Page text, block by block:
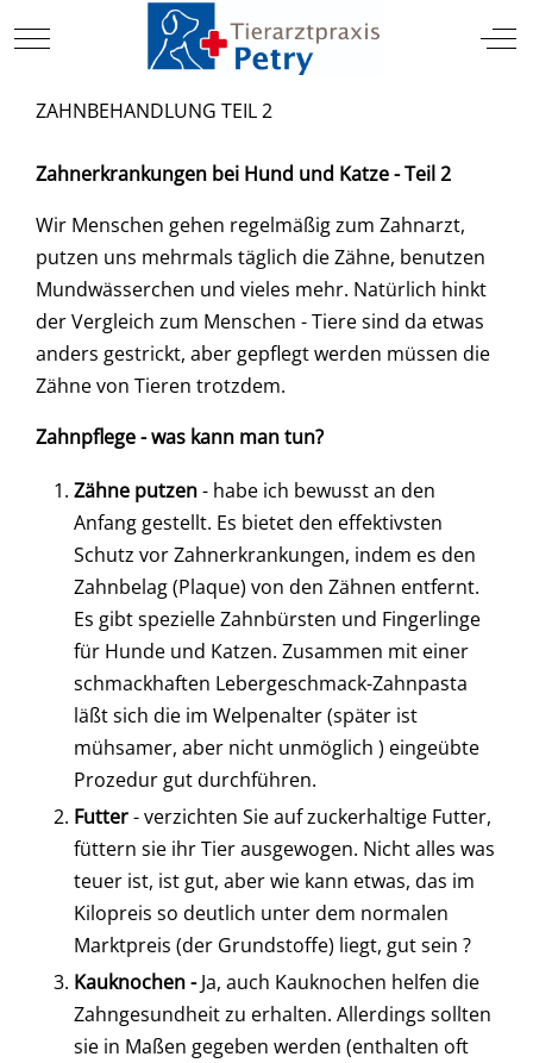
Mobile Menu Toggle
ZAHNBEHANDLUNG TEIL 2
Zahnerkrankungen bei Hund und Katze - Teil 2
Wir Menschen gehen regelmäßig zum Zahnarzt,
putzen uns mehrmals täglich die Zähne, benutzen
Mundwässerchen und vieles mehr. Natürlich hinkt
der Vergleich zum Menschen - Tiere sind da etwas
anders gestrickt, aber gepflegt werden müssen die
Zähne von Tieren trotzdem.
Zahnpflege - was kann man tun?
Zähne putzen- habe ich bewusst an den
Anfang gestellt. Es bietet den effektivsten
Schutz vor Zahnerkrankungen, indem es den
Zahnbelag (Plaque) von den Zähnen entfernt.
Es gibt spezielle Zahnbürsten und Fingerlinge
für Hunde und Katzen. Zusammen mit einer
schmackhaften Lebergeschmack-Zahnpasta
läßt sich die im Welpenalter (später ist
mühsamer, aber nicht unmöglich ) eingeübte
Prozedur gut durchführen.
Futter- verzichten Sie auf zuckerhaltige Futter,
füttern sie ihr Tier ausgewogen. Nicht alles was
teuer ist, ist gut, aber wie kann etwas, das im
Kilopreis so deutlich unter dem normalen
Marktpreis (der Grundstoffe) liegt, gut sein ?
Kauknochen -Ja, auch Kauknochen helfen die
Zahngesundheit zu erhalten. Allerdings sollten
sie in Maßen gegeben werden (enthalten oft